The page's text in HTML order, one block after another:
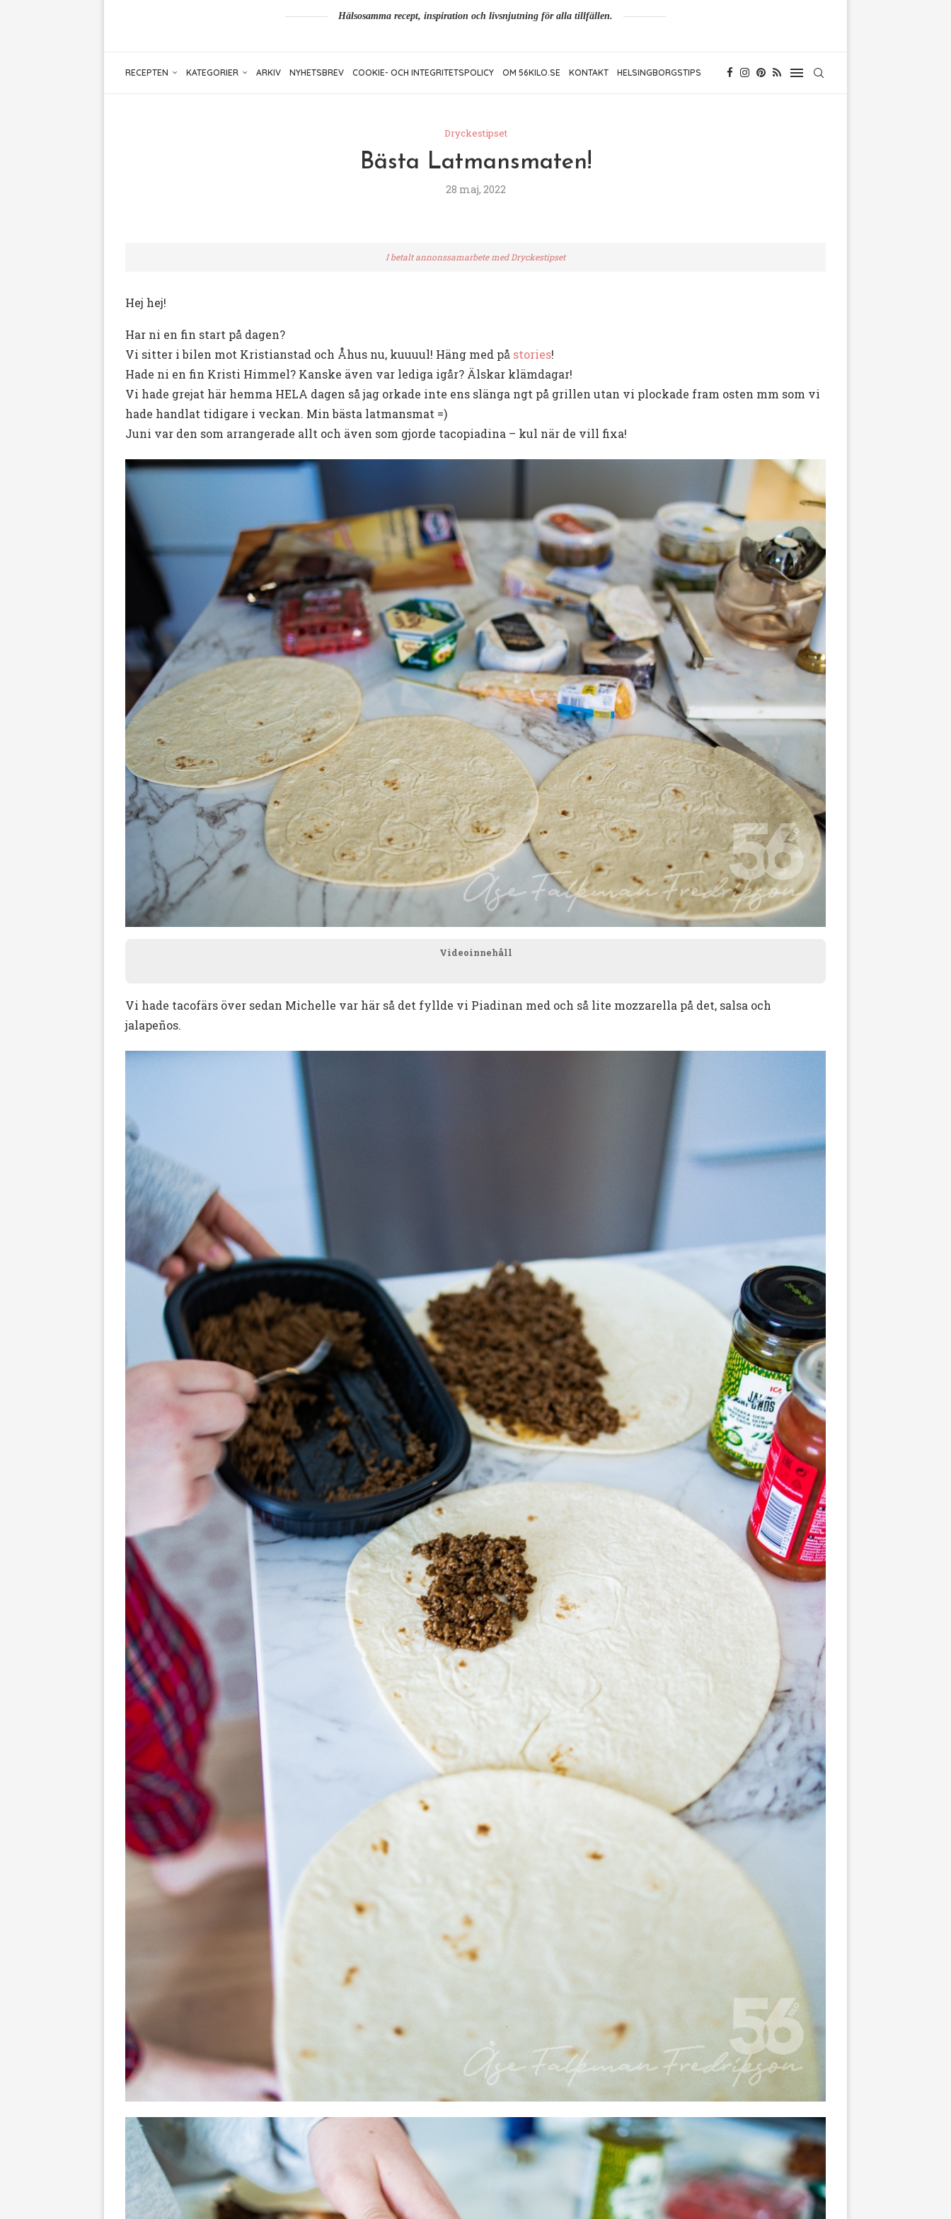
Hälsosamma recept, inspiration och livsnjutning för alla tillfällen.
RECEPTEN KATEGORIER ARKIV NYHETSBREV COOKIE- OCH INTEGRITETSPOLICY OM 56KILO.SE KONTAKT HELSINGBORGSTIPS
Dryckestipset
Bästa Latmansmaten!
28 maj, 2022
I betalt annonssamarbete med Dryckestipset
Hej hej!
Har ni en fin start på dagen?
Vi sitter i bilen mot Kristianstad och Åhus nu, kuuuul! Häng med på stories!
Hade ni en fin Kristi Himmel? Kanske även var lediga igår? Älskar klämdagar!
Vi hade grejat här hemma HELA dagen så jag orkade inte ens slänga ngt på grillen utan vi plockade fram osten mm som vi
hade handlat tidigare i veckan. Min bästa latmansmat =)
Juni var den som arrangerade allt och även som gjorde tacopiadina – kul när de vill fixa!
Videoinnehåll
Vi hade tacofärs över sedan Michelle var här så det fyllde vi Piadinan med och så lite mozzarella på det, salsa och
jalapeños.